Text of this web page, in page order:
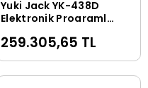
Sepete Ekle
Yuki Jack YK-438D
Elektronik Programlı
Makinası
259.305,65 TL